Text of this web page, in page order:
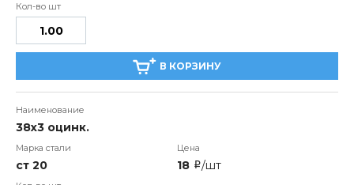
В КОРЗИНУ
38х3 оцинк.
ст 20 18 i/шт